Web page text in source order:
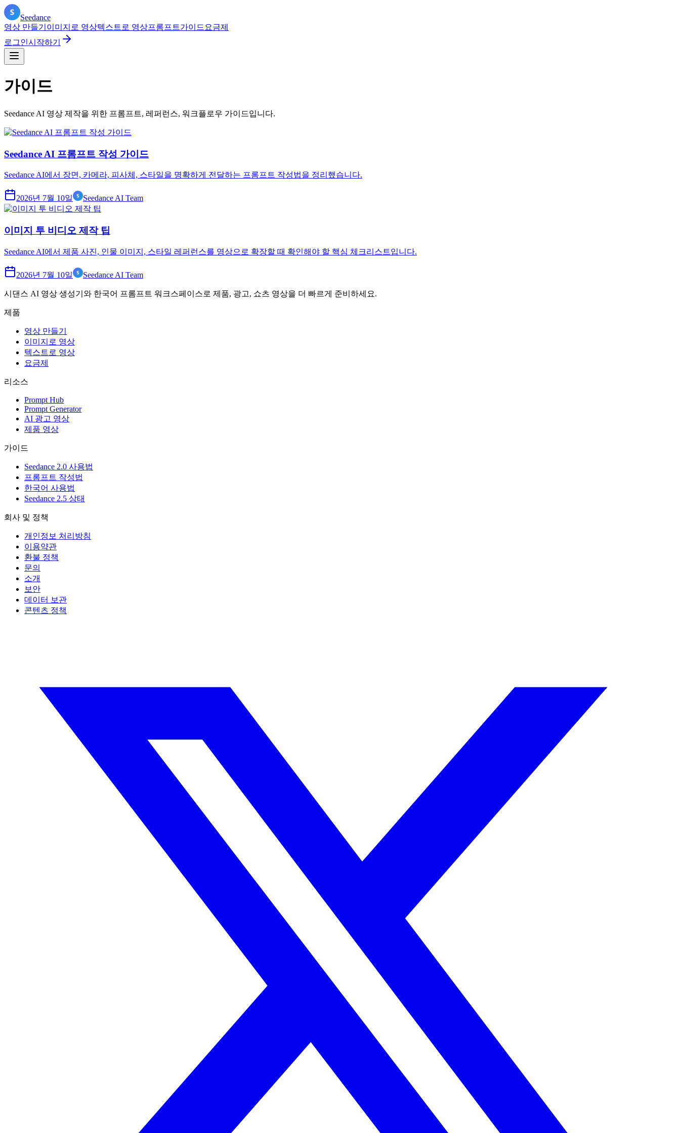
Seedance
영상 만들기 이미지로 영상텍스트로 영상프롬프트가이드 요금제
로그인시작하기
가이드
Seedance AI 영상 제작을 위한 프롬프트, 레퍼런스, 워크플로우 가이드입니다.
Seedance AI 프롬프트 작성 가이드
Seedance AI에서 장면, 카메라, 피사체, 스타일을 명확하게 전달하는 프롬프트 작성법을 정리했습니다.
2026년 7월 10일 Seedance AI Team
이미지 투 비디오 제작 팁
Seedance AI에서 제품 사진, 인물 이미지, 스타일 레퍼런스를 영상으로 확장할 때 확인해야 할 핵심 체크리스트입니다.
2026년 7월 10일 Seedance AI Team
시댄스 AI 영상 생성기와 한국어 프롬프트 워크스페이스로 제품, 광고, 쇼츠 영상을 더 빠르게 준비하세요.
제품
영상 만들기
이미지로 영상
텍스트로 영상
요금제
리소스
Prompt Hub
Prompt Generator
AI 광고 영상
제품 영상
가이드
Seedance 2.0 사용법
프롬프트 작성법
한국어 사용법
Seedance 2.5 상태
회사 및 정책
개인정보 처리방침
이용약관
환불 정책
문의
소개
보안
데이터 보관
콘텐츠 정책